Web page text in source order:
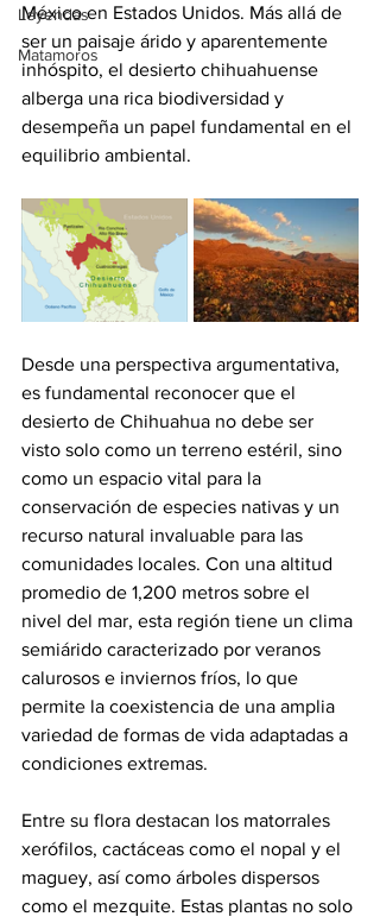
Leyendas
Matamoros
México en Estados Unidos. Más allá de
ser un paisaje árido y aparentemente
inhóspito, el desierto chihuahuense
alberga una rica biodiversidad y
desempeña un papel fundamental en el
equilibrio ambiental.
Desde una perspectiva argumentativa,
es fundamental reconocer que el
desierto de Chihuahua no debe ser
visto solo como un terreno estéril, sino
como un espacio vital para la
conservación de especies nativas y un
recurso natural invaluable para las
comunidades locales. Con una altitud
promedio de 1,200 metros sobre el
nivel del mar, esta región tiene un clima
semiárido caracterizado por veranos
calurosos e inviernos fríos, lo que
permite la coexistencia de una amplia
variedad de formas de vida adaptadas a
condiciones extremas.
Entre su flora destacan los matorrales
xerófilos, cactáceas como el nopal y el
maguey, así como árboles dispersos
como el mezquite. Estas plantas no solo